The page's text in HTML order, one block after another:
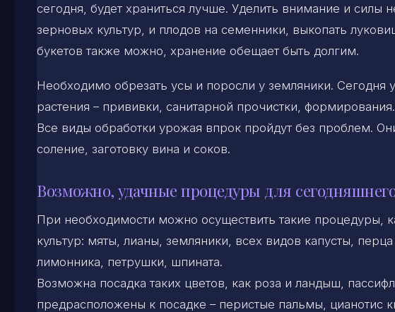
сегодня, будет храниться лучше. Уделить внимание и силы
зерновых культур, и плодов на семенники, выкопать
букетов также можно, хранение обещает быть долгим.
Необходимо обрезать усы и поросли у земляники. Сегодня
растения – прививки, санитарной прочистки, формирования.
Все виды обработки урожая впрок пройдут без проблем.
соление, заготовку вина и соков.
Возможно, удачные процедуры для
При необходимости можно осуществить такие процедуры,
культур: мяты, лианы, земляники, всех видов капусты,
лимонника, петрушки, шпината.
Возможна посадка таких цветов, как роза и ландыш,
предрасположены к посадке – перистые пальмы, цианотис